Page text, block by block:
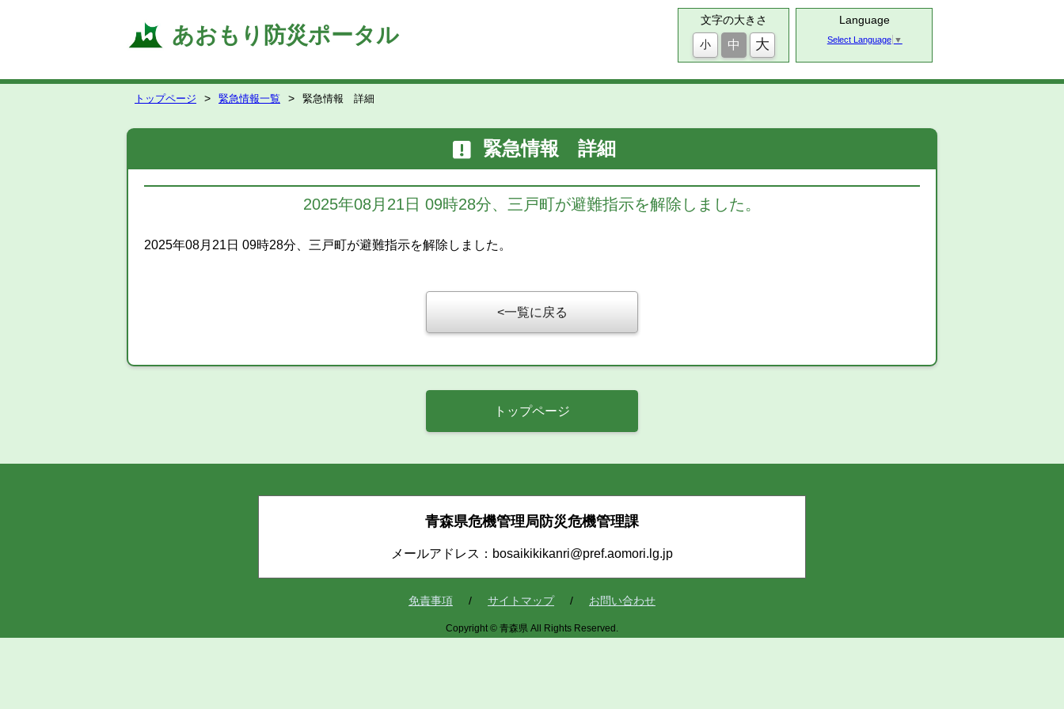
あおもり防災ポータル
文字の大きさ
小
中 大
Language
Select Language ▼
トップページ 緊急情報一覧 緊急情報 詳細
緊急情報 詳細
2025年08月21日 09時28分、三戸町が避難指示を解除しました。
2025年08月21日 09時28分、三戸町が避難指示を解除しました。
一覧に戻る
トップページ
青森県危機管理局防災危機管理課
メールアドレス：bosaikikikanri@pref.aomori.lg.jp
免責事項 サイトマップ お問い合わせ
Copyright © 青森県 All Rights Reserved.